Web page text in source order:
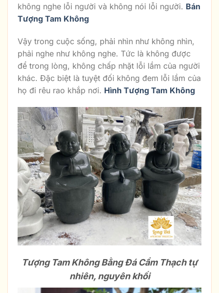
không nghe lỗi người và không nói lỗi người. Bán
Tượng Tam Không
Vậy trong cuộc sống, phải nhìn như không nhìn,
phải nghe như không nghe. Tức là không được
để trong lòng, không chấp nhặt lỗi lầm của người
khác. Đặc biệt là tuyệt đối không đem lỗi lầm của
họ đi rêu rao khắp nơi. Hình Tượng Tam Không
Tượng Tam Không Bằng Đá Cẩm Thạch tự
nhiên, nguyên khối